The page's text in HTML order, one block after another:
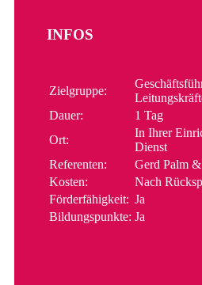
INFOS
Zielgruppe:
Dauer:
1 Tag
Ort:
In Ihrer
Dienst
Referenten:
Gerd Palm
Kosten:
Nach
Förderfähigkeit: Ja
Bildungspunkte: Ja